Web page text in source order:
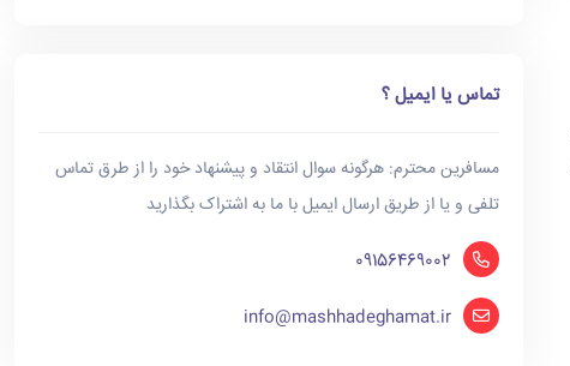
تماس یا ایمیل ؟
مسافرین محترم: هرگونه سوال انتقاد و پیشنهاد خود را از طرق تماس
تلفی و یا از طریق ارسال ایمیل با ما به اشتراک بگذارید
09156469002
info@mashhadeghamat.ir